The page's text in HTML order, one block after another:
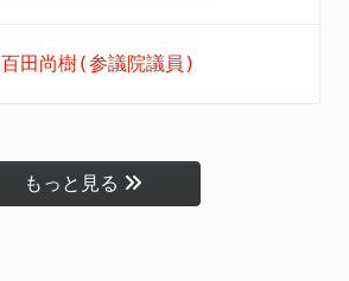
百田尚樹(参議院議員)
もっと見る